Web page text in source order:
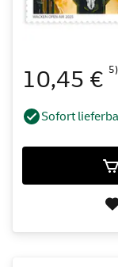
10,45 € 5)
Sofort